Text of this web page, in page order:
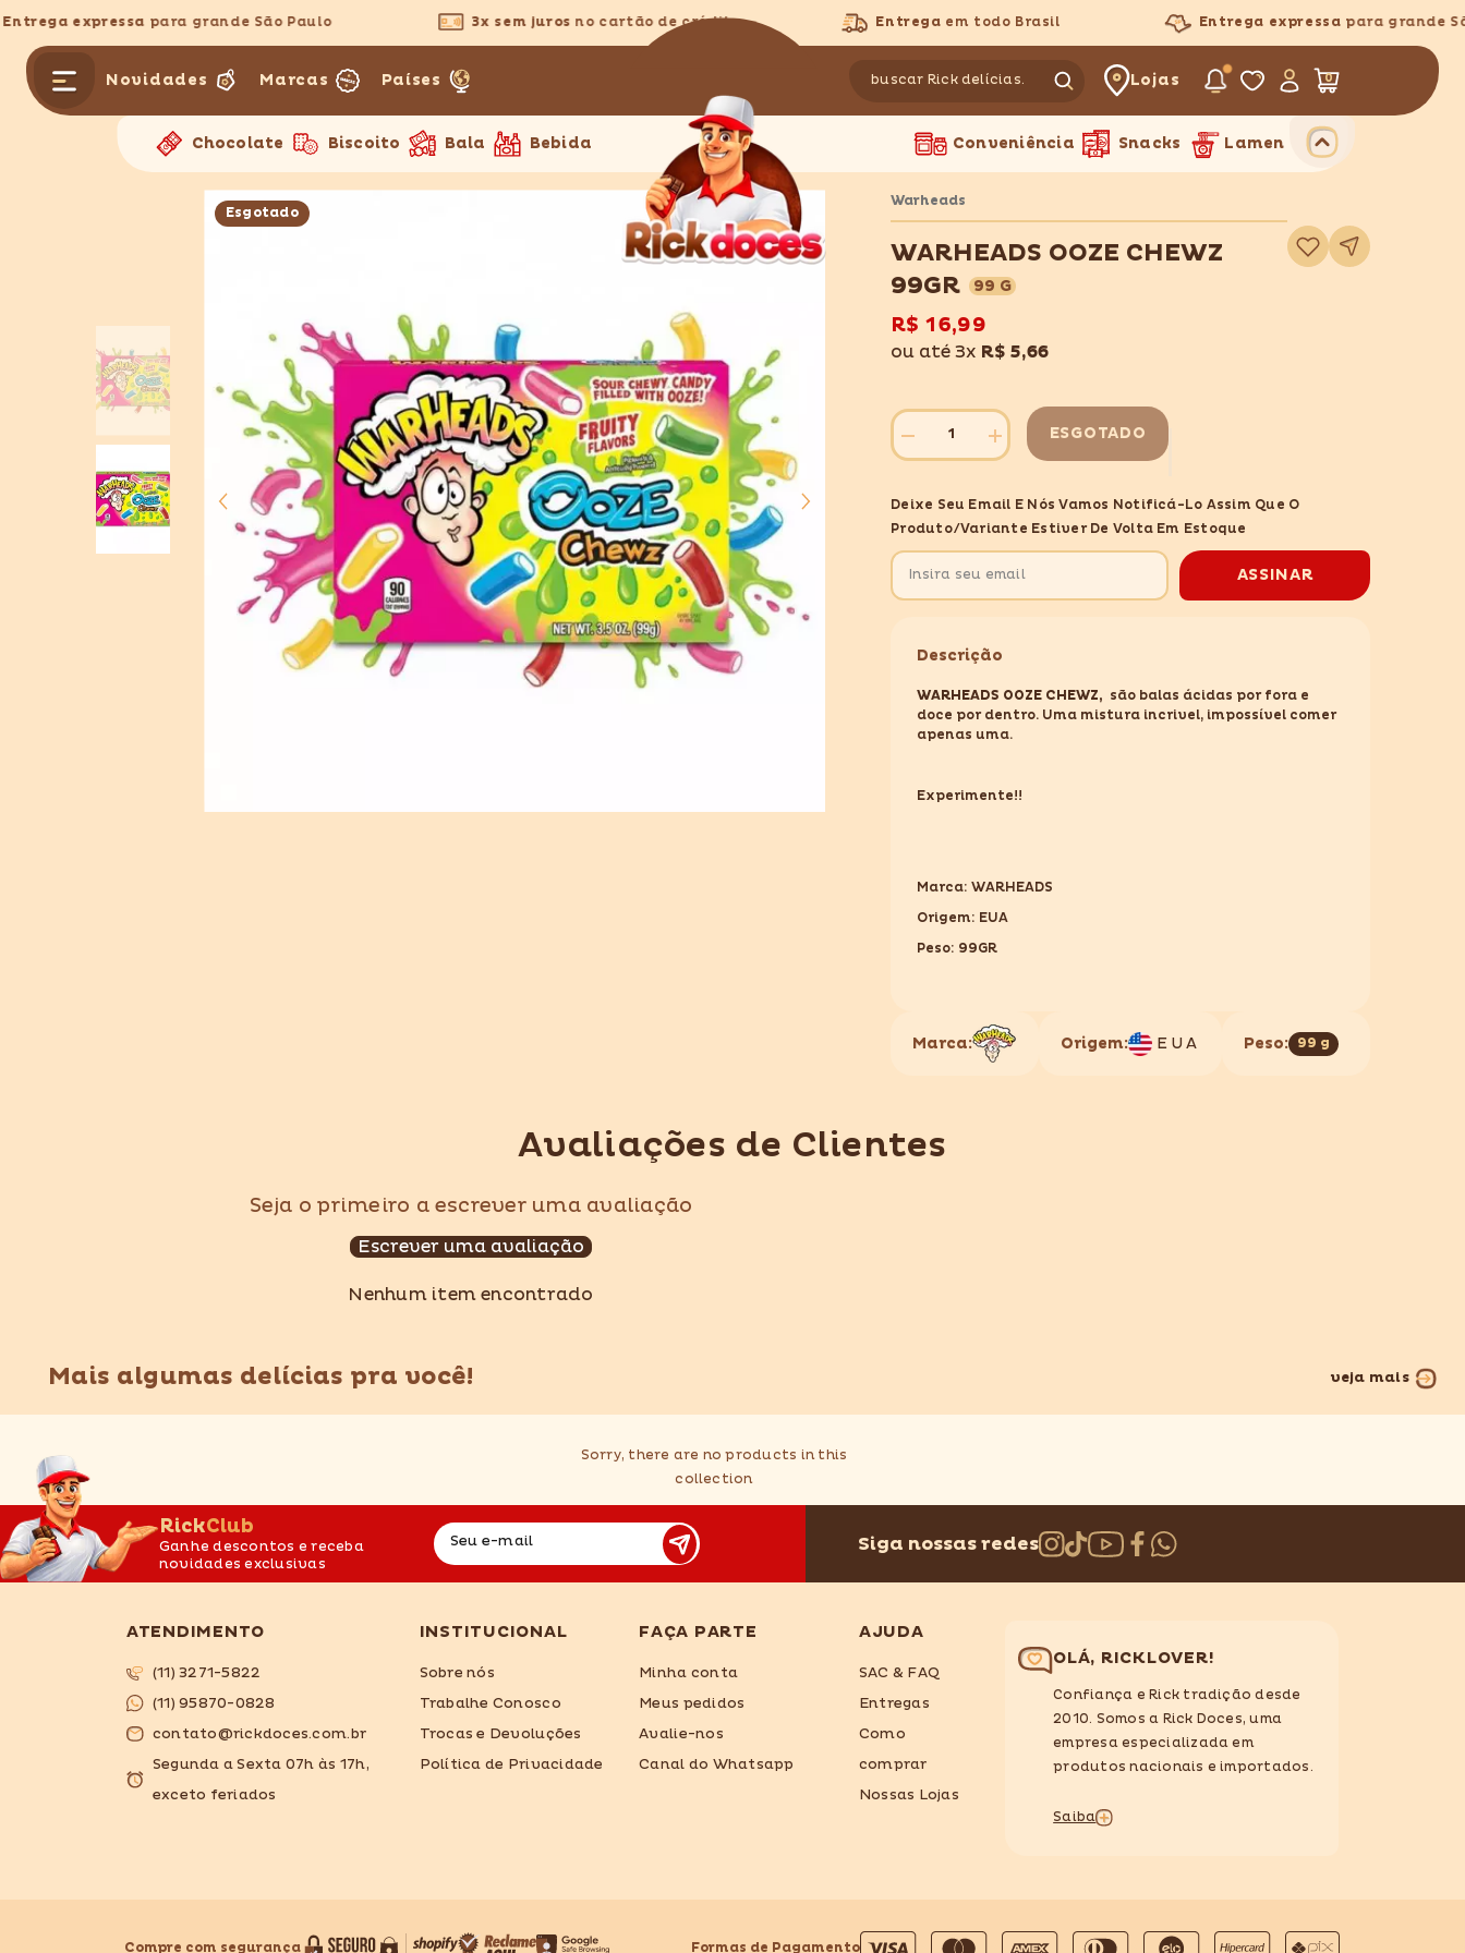
expressapara grande São Paulo 3x sem jurosno cartão de crédito Entregaem todo Brasil Entrega expressapara grande São
Novidades Marcas Países Lojas 00
Chocolate Biscoito Bala Bebida Conveniência Snacks Lamen
Esgotado
Warheads
WARHEADS OOZE CHEWZ
99GR
99 G
Adicionar
à
lista
Compartilhar
R$ 16,99
ou até 3x R$ 5,66
Diminuir
quantidade
OOZE
CHEWZ
Aumentar
quantidade
OOZE
CHEWZ
ESGOTADO
Deixe Seu Email E Nós Vamos Notificá-Lo Assim Que O
Produto/variante Estiver De Volta Em Estoque
ASSINAR
Descrição
WARHEADS OOZE CHEWZ, são balas ácidas por fora e
doce por dentro. Uma mistura incrivel, impossível comer
apenas uma.
Experimente!!
Marca: WARHEADS
Origem: EUA
Peso: 99GR
Marca: Origem: EUA Peso: 99 g
Avaliações de Clientes
Seja o primeiro a escrever uma avaliação
Escrever uma avaliação
Nenhum item encontrado
Mais algumas delícias pra você! veja mais
Sorry, there are no products in this
collection
RickClub
Ganhe descontos e receba
novidades exclusivas
Seu e-mail Siga nossas redes
ATENDIMENTO
(11) 3271-5822
(11) 95870-0828
contato@rickdoces.com.br
Segunda a Sexta 07h às 17h,
exceto feriados
INSTITUCIONAL
Sobre nós
Trabalhe Conosco
Trocas e Devoluções
Política de Privacidade
FAÇA PARTE
Minha conta
Meus pedidos
Avalie-nos
Canal do Whatsapp
AJUDA
SAC & FAQ
Entregas
Como
comprar
Nossas Lojas
OLÁ, RICKLOVER!
Confiança e Rick tradição desde
2010. Somos a Rick Doces, uma
empresa especializada em
produtos nacionais e importados.
Saiba
Compre com segurança Formas de Pagamento